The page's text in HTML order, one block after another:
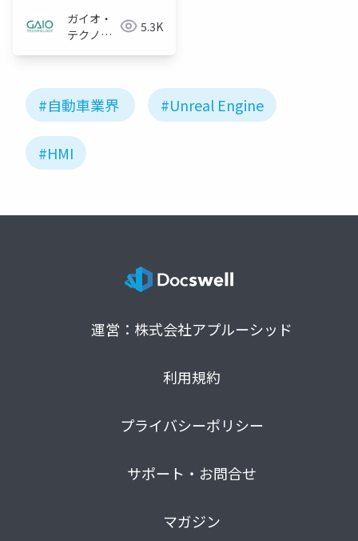
ガイオ・
テクノロ
5.3K
#自動車業界 #Unreal Engine
#HMI
運営：株式会社アプルーシッド
利用規約
プライバシーポリシー
サポート・お問合せ
マガジン